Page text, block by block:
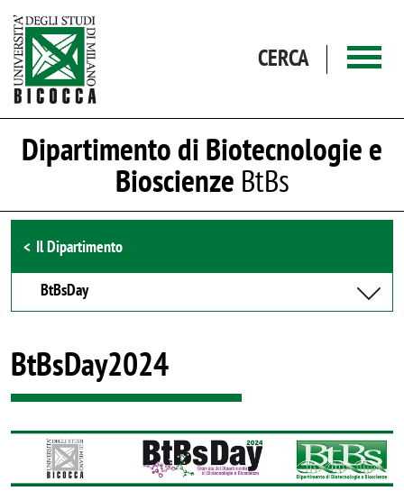
CERCA
Dipartimento di Biotecnologie e
Bioscienze BtBs
Browse the section
Il Dipartimento
BtBsDay
BtBsDay2024
Image